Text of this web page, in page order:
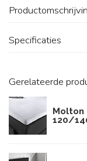
Specificaties
Gerelateerde
Molton
120/